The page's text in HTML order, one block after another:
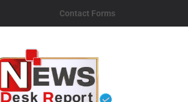
Contact Forms